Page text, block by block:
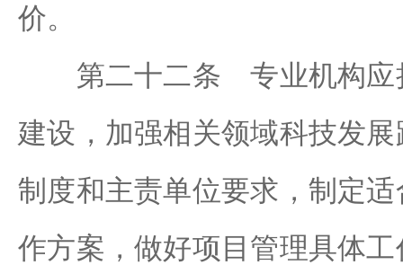
价。
第二十二条 专业机构应
建设，加强相关领域科技发
制度和主责单位要求，制定
作方案，做好项目管理具体